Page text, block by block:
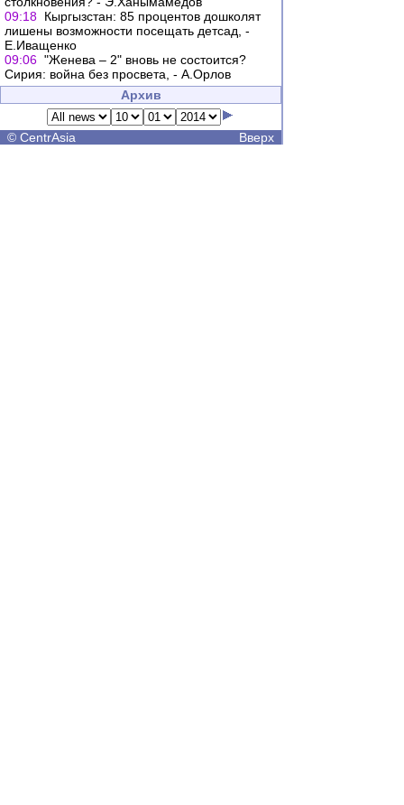
09:18 Кыргызстан: 85 процентов дошколят
лишены возможности посещать детсад, -
Е.Иващенко
09:06 "Женева – 2" вновь не состоится?
Сирия: война без просвета, - А.Орлов
Архив
© CentrAsia Вверх